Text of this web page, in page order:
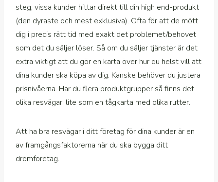
steg, vissa kunder hittar direkt till din high end-produkt
(den dyraste och mest exklusiva). Ofta för att de mött
dig i precis rätt tid med exakt det problemet/behovet
som det du säljer löser. Så om du säljer tjänster är det
extra viktigt att du gör en karta över hur du helst vill att
dina kunder ska köpa av dig. Kanske behöver du justera
prisnivåerna. Har du flera produktgrupper så finns det
olika resvägar, lite som en tågkarta med olika rutter.
Att ha bra resvägar i ditt företag för dina kunder är en
av framgångsfaktorerna när du ska bygga ditt
drömföretag.